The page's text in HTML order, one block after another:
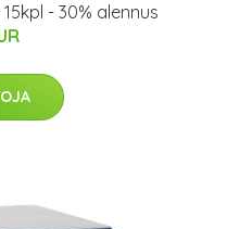
- 30% alennus